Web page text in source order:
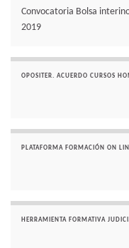
Convocatoria Bolsa
2019
OPOSITER. ACUERDO CURSOS
PLATAFORMA FORMACIÓN ON
HERRAMIENTA FORMATIVA